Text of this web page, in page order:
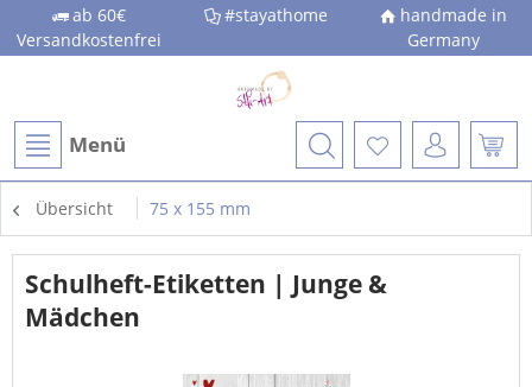
ab 60€
Versandkostenfrei
#stayathome
handmade in
Germany
Menü
Übersicht 75 x 155 mm
Schulheft-Etiketten | Junge &
Mädchen